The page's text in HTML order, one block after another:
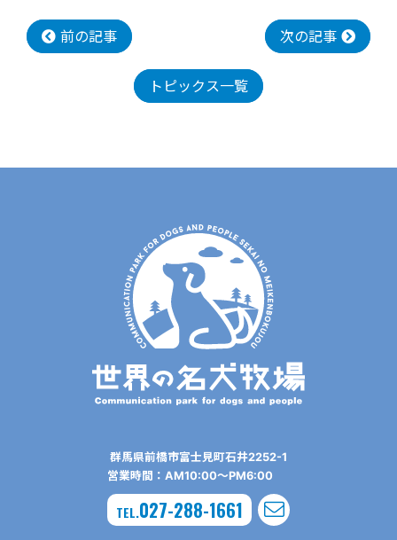
前の記事 次の記事
トピックス一覧
群⾺県前橋市富⼠⾒町⽯井2252-1
営業時間：AM10:00〜PM6:00
TEL.027-288-1661